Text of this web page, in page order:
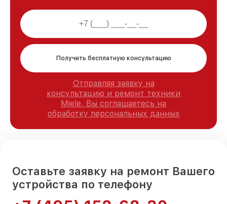
Получить бесплатную консультацию
Отправляя заявку на
консультацию и ремонт техники
Miele, Вы соглашаетесь на
обработку персональных данных
Оставьте заявку на ремонт Вашего
устройства по телефону